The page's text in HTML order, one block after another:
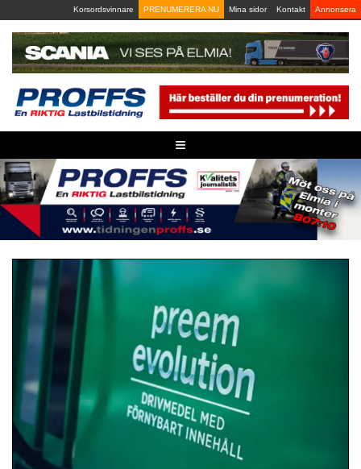
to
content
Korsordsvinnare PRENUMERERA NU Mina sidor Kontakt Annonsera
≡